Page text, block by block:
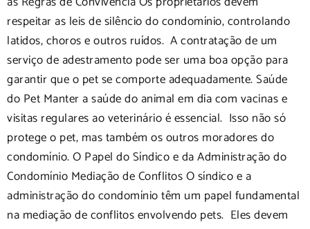
respeitar as leis de silêncio do condomínio, controlando
latidos, choros e outros ruídos. A contratação de um
serviço de adestramento pode ser uma boa opção para
garantir que o pet se comporte adequadamente. Saúde
do Pet Manter a saúde do animal em dia com vacinas e
visitas regulares ao veterinário é essencial. Isso não só
protege o pet, mas também os outros moradores do
condomínio. O Papel do Síndico e da Administração do
Condomínio Mediação de Conflitos O síndico e a
administração do condomínio têm um papel fundamental
na mediação de conflitos envolvendo pets. Eles devem